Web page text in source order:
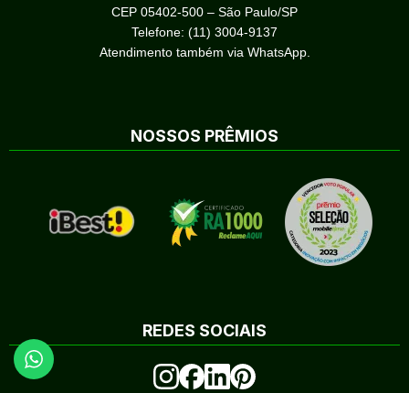
CEP 05402-500 – São Paulo/SP
Telefone: (11) 3004-9137
Atendimento também via WhatsApp.
NOSSOS PRÊMIOS
REDES SOCIAIS